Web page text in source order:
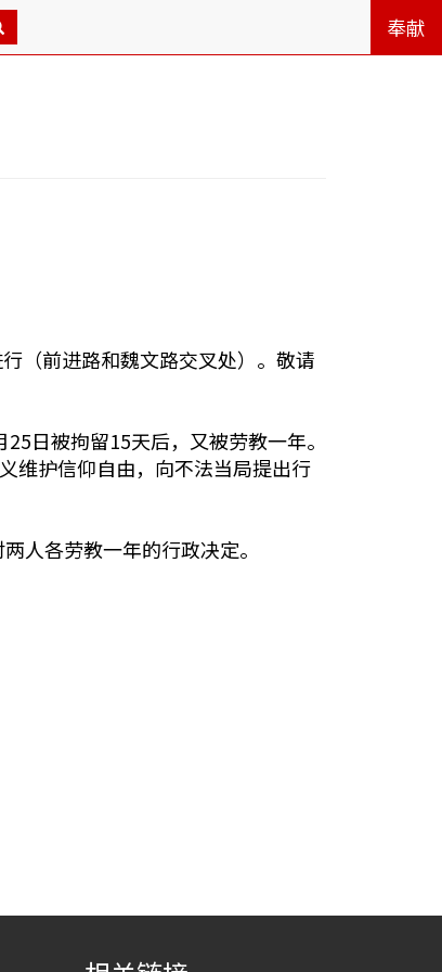
奉献
（前进路和魏文路交叉处）。敬请
日被拘留15天后，又被劳教一年。
维护信仰自由，向不法当局提出行
人各劳教一年的行政决定。